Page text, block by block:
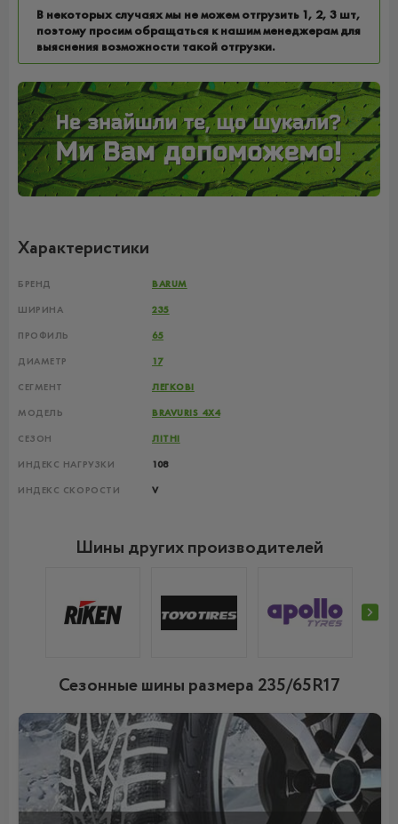
В некоторых случаях мы не можем отгрузить 1, 2, 3 шт,
поэтому просим обращаться к нашим менеджерам для
выяснения возможности такой отгрузки.
Характеристики
БРЕНД BARUM
ШИРИНА 235
ПРОФИЛЬ 65
ДИАМЕТР 17
СЕГМЕНТ ЛЕГКОВІ
МОДЕЛЬ BRAVURIS 4X4
СЕЗОН ЛІТНІ
ИНДЕКС НАГРУЗКИ 108
ИНДЕКС СКОРОСТИ V
Шины других производителей
Сезонные шины размера 235/65R17